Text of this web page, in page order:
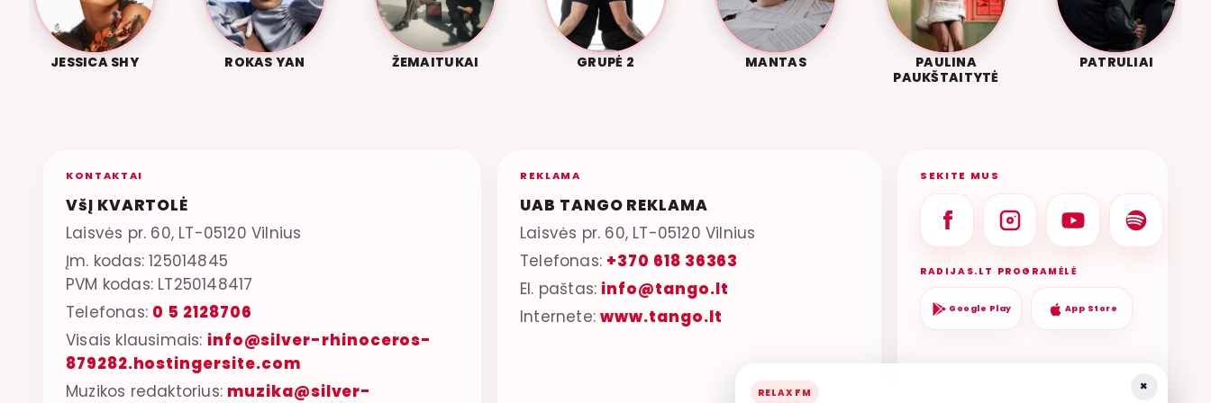
JESSICA SHY ROKAS YAN ŽEMAITUKAI GRUPĖ 2 MANTAS
PAULINA
PAUKŠTAITYTĖ
PATRULIAI
KONTAKTAI
VšĮ KVARTOLĖ
Laisvės pr. 60, LT-05120 Vilnius
Įm. kodas: 125014845
PVM kodas: LT250148417
Telefonas: 0 5 2128706
Visais klausimais: info@silver-rhinoceros-
879282.hostingersite.com
Muzikos redaktorius: muzika@silver-
REKLAMA
UAB TANGO REKLAMA
Laisvės pr. 60, LT-05120 Vilnius
Telefonas: +370 618 36363
El. paštas: info@tango.lt
Internete:www.tango.lt
SEKITE MUS
RADIJAS.LT PROGRAMĖLĖ
Google Play App Store
×
RELAX FM